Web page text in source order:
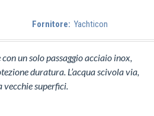
Fornitore: Yachticon
un solo passaggio acciaio inox,
duratura. L’acqua scivola via,
vecchie superfici.